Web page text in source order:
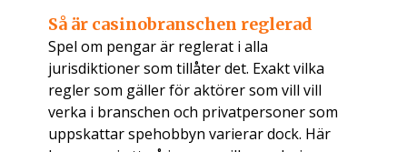
Så är casinobranschen reglerad
Spel om pengar är reglerat i alla
jurisdiktioner som tillåter det. Exakt vilka
regler som gäller för aktörer som vill vill
verka i branschen och privatpersoner som
uppskattar spehobbyn varierar dock. Här